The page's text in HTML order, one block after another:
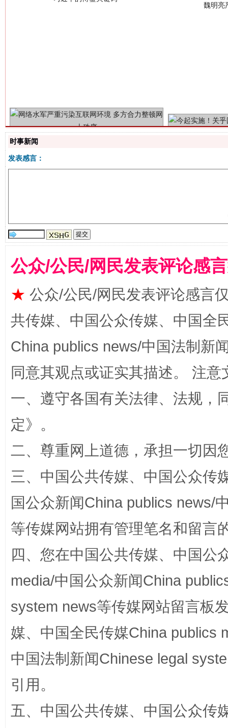
解纷+调解+退费，一次搞定
站台名比不上好声名
漫山遍野的桃花与雪山、麦地、白藏房 除
时事新闻
发表感言：
公众/公民/网民发表评论感
★ 公众/公民/网民发表评论感言
共传媒、中国公众传媒、中国全
China publics news/中国法制新
同意其观点或证实其描述。 注
一、遵守各国有关法律、法规，
定》。
二、尊重网上道德，承担一切因
三、中国公共传媒、中国公众传
国公众新闻China publics news/
等传媒网站拥有管理笔名和留言
四、您在中国公共传媒、中国公
media/中国公众新闻China
system news等传媒网站留言板
媒、中国全民传媒China publics
中国法制新闻Chinese legal
引用。
五、中国公共传媒、中国公众传